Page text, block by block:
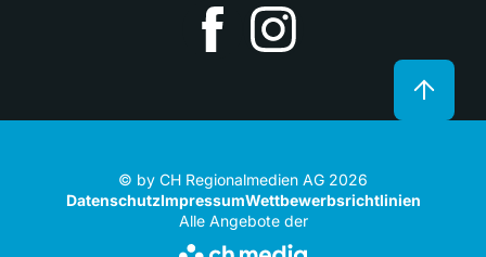
© by CH Regionalmedien AG 2026
DatenschutzImpressumWettbewerbsrichtlinien
Alle Angebote der